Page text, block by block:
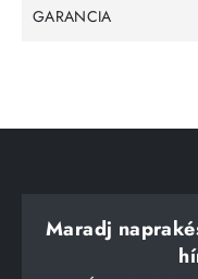
GARANCIA
Maradj